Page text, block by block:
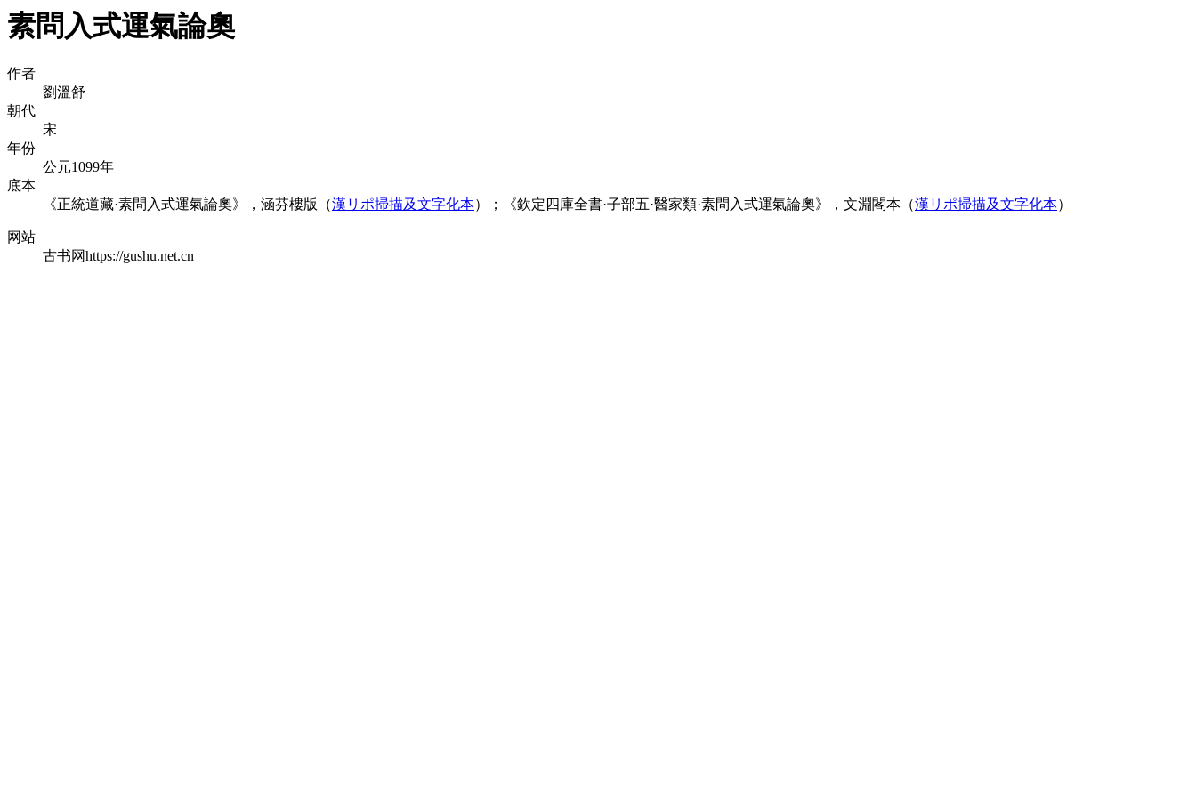
素問入式運氣論奧
作者
劉溫舒
朝代
宋
年份
公元1099年
底本
《正統道藏·素問入式運氣論奧》，涵芬樓版（漢リポ掃描及文字化本）；《欽定四庫全書·子部五·醫家類·素問入式運氣論奧》，文淵閣本（漢リポ掃描及文字化本）
网站
古书网https://gushu.net.cn